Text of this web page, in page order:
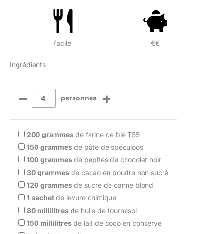
facile €€
Ingrédients
– personnes +
200 grammes de farine de blé T55
150 grammes de pâte de spéculoos
100 grammes de pépites de chocolat noir
30 grammes de cacao en poudre non sucré
120 grammes de sucre de canne blond
1 sachet de levure chimique
80 millilitres de huile de tournesol
150 millilitres de lait de coco en conserve